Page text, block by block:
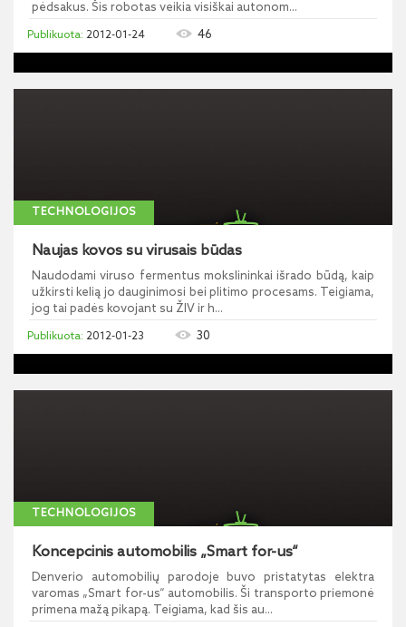
pėdsakus. Šis robotas veikia visiškai autonom...
2012-01-24 46
TECHNOLOGIJOS
Naujas kovos su virusais būdas
Naudodami viruso fermentus mokslininkai išrado būdą, kaip
užkirsti kelią jo dauginimosi bei plitimo procesams. Teigiama,
jog tai padės kovojant su ŽIV ir h...
2012-01-23 30
TECHNOLOGIJOS
Koncepcinis automobilis „Smart for-us“
Denverio automobilių parodoje buvo pristatytas elektra
varomas „Smart for-us“ automobilis. Ši transporto priemonė
primena mažą pikapą. Teigiama, kad šis au...